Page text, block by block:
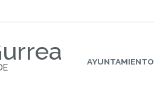
AYUNTAMIENTO